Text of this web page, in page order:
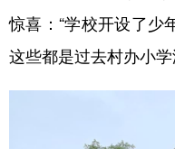
浙江 安徽
山东 河南
惊喜：“学校开设了少
这些都是过去村办小